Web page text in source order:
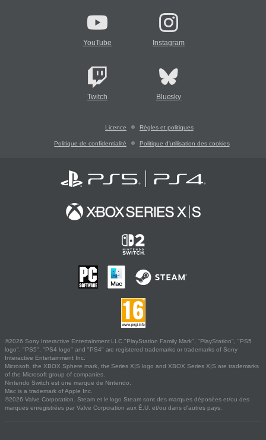
YouTube Instagram
Twitch Bluesky
Licence Règles et politiques
Politique de confidentialité Politique d'utilisation des cookies
©2026 Sony Interactive Entertainment LLC."PlayStation Family Mark", "PlayStation", "PS5
logo", "PS5", "PS4 logo" and "PS4" are registered trademarks or trademarks of Sony
Interactive Entertainment Inc.
Microsoft, the XBOX Sphere mark, the Series X|S logo and XBOX Series X|S are trademarks
of the Microsoft group of companies.
Nintendo Switch est une marque de Nintendo.
Mac is a trademark of Apple Inc.
©2026 Valve Corporation. Steam et le logo Steam sont des marques déposées et/ou des
marques enregistrées par Valve Corporation aux É.U. et/ou dans d'autres pays.